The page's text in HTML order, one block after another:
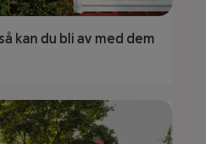
kan du bli av med dem